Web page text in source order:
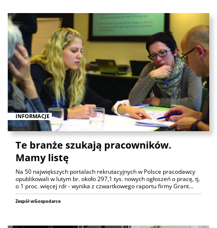
INFORMACJE
Te branże szukają pracowników.
Mamy listę
Na 50 największych portalach rekrutacyjnych w Polsce pracodawcy
opublikowali w lutym br. około 297,1 tys. nowych ogłoszeń o pracę, tj.
o 1 proc. więcej rdr - wynika z czwartkowego raportu firmy Grant…
Zespół wGospodarce